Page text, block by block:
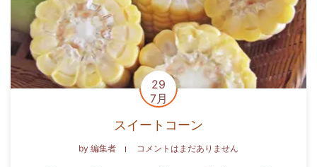
29
7月
スイートコーン
by 編集者 コメントはまだありません